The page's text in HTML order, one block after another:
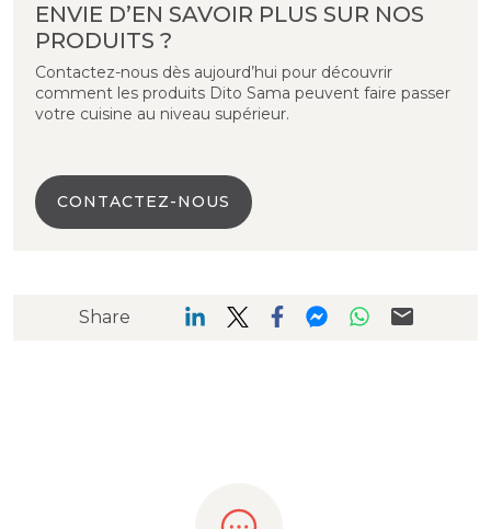
ENVIE D’EN SAVOIR PLUS SUR NOS
PRODUITS ?
Contactez-nous dès aujourd’hui pour découvrir
comment les produits Dito Sama peuvent faire passer
votre cuisine au niveau supérieur.
CONTACTEZ-NOUS
Share